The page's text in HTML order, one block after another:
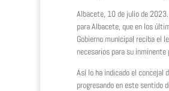
Albacete, 10 de julio de
para Albacete, que en los
Gobierno municipal reciba el
necesarios para su inminente
Así lo ha indicado el concejal
progresando en este sentido